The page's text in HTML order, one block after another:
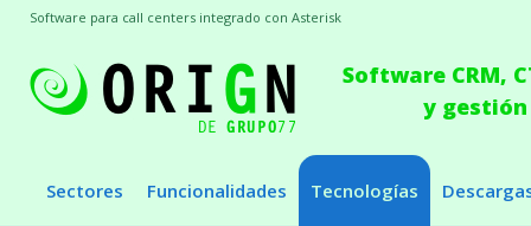
Software CRM,
y
Sectores Funcionalidades Tecnologías
Software para call centers integrado con Asterisk